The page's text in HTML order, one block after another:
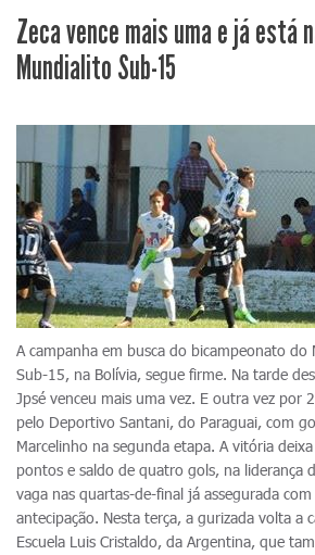
Zeca vence mais uma e já está
Mundialito Sub-15
A campanha em busca do bicampeonato do
Sub-15, na Bolívia, segue firme. Na tarde
Jpsé venceu mais uma vez. E outra vez por
pelo Deportivo Santani, do Paraguai, com
Marcelinho na segunda etapa. A vitória
pontos e saldo de quatro gols, na liderança
vaga nas quartas-de-final já assegurada
antecipação. Nesta terça, a gurizada volta a
Escuela Luis Cristaldo, da Argentina, que